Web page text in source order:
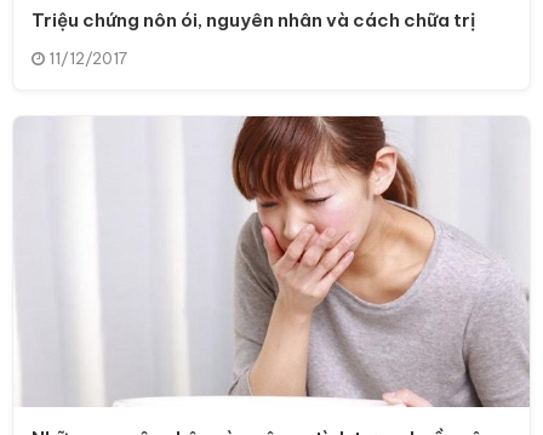
Triệu chứng nôn ói, nguyên nhân và cách chữa trị
11/12/2017